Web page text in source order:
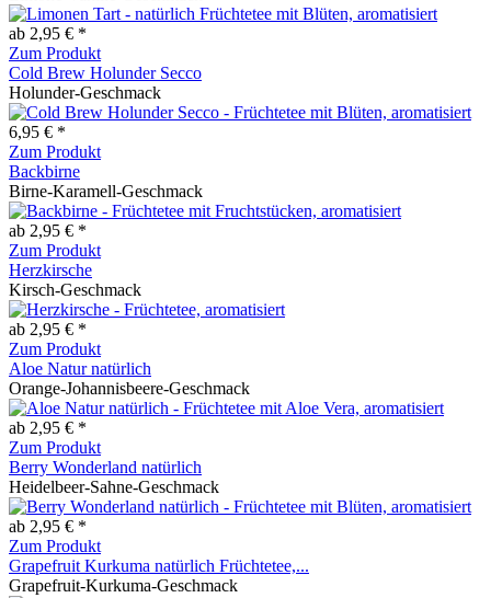
ab 2,95 € *
Zum Produkt
Cold Brew Holunder Secco
Holunder-Geschmack
6,95 € *
Zum Produkt
Backbirne
Birne-Karamell-Geschmack
ab 2,95 € *
Zum Produkt
Herzkirsche
Kirsch-Geschmack
ab 2,95 € *
Zum Produkt
Aloe Natur natürlich
Orange-Johannisbeere-Geschmack
ab 2,95 € *
Zum Produkt
Berry Wonderland natürlich
Heidelbeer-Sahne-Geschmack
ab 2,95 € *
Zum Produkt
Grapefruit Kurkuma natürlich Früchtetee,...
Grapefruit-Kurkuma-Geschmack